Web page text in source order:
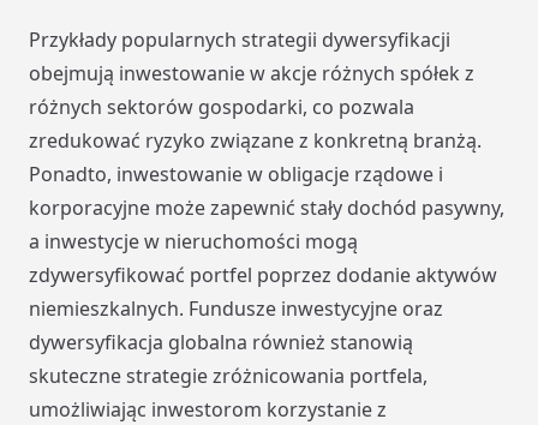
Przykłady popularnych strategii dywersyfikacji
obejmują inwestowanie w akcje różnych spółek z
różnych sektorów gospodarki, co pozwala
zredukować ryzyko związane z konkretną branżą.
Ponadto, inwestowanie w obligacje rządowe i
korporacyjne może zapewnić stały dochód pasywny,
a inwestycje w nieruchomości mogą
zdywersyfikować portfel poprzez dodanie aktywów
niemieszkalnych. Fundusze inwestycyjne oraz
dywersyfikacja globalna również stanowią
skuteczne strategie zróżnicowania portfela,
umożliwiając inwestorom korzystanie z